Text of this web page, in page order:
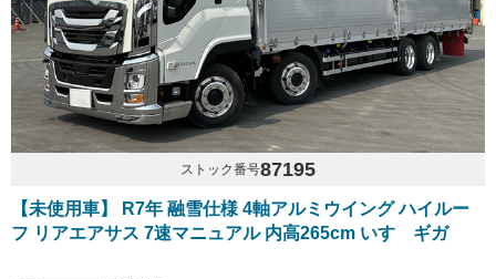
ストック番号87195
【未使用車】 R7年 融雪仕様 4軸アルミウイング ハイルー
フ リアエアサス 7速マニュアル 内高265cm いすゞギガ